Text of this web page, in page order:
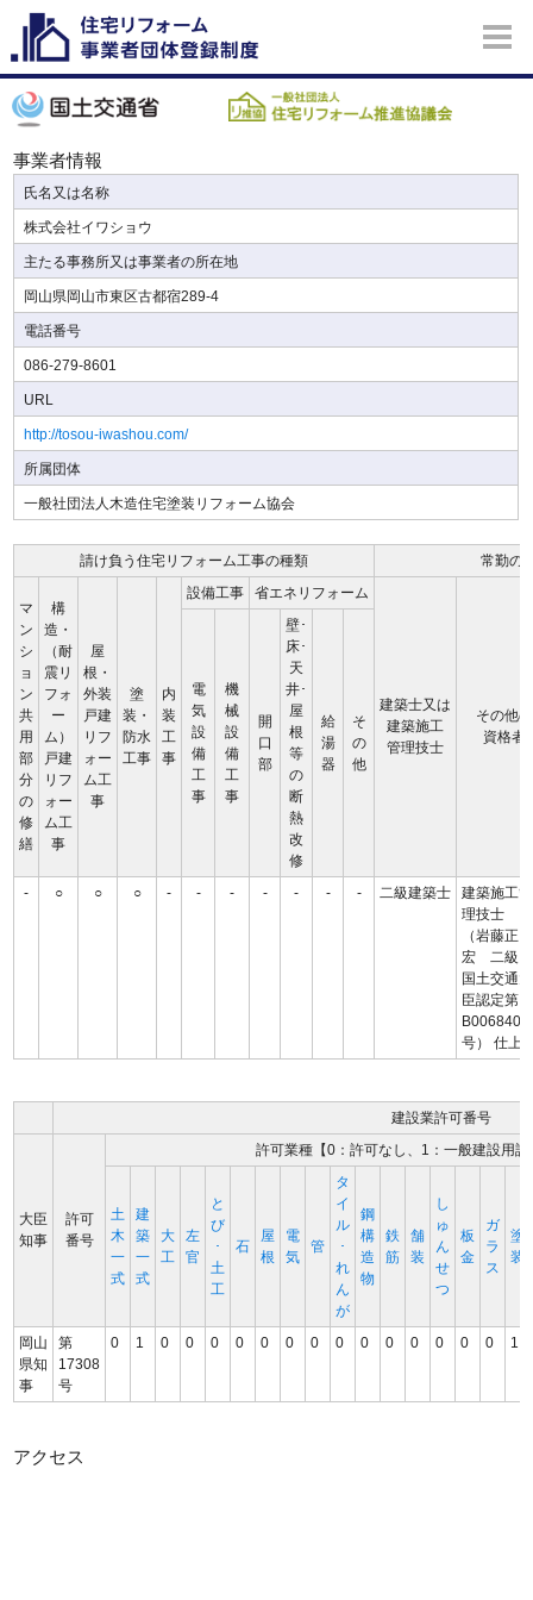
事業者情報
氏名又は名称
株式会社イワショウ
主たる事務所又は事業者の所在地
岡山県岡山市東区古都宿289-4
電話番号
086-279-8601
URL
http://tosou-iwashou.com/
所属団体
一般社団法人木造住宅塗装リフォーム協会
請け負う住宅リフォーム工事の種類 常勤の
マ
ン
シ
ョ
ン
共
用
部
分
の
修
繕
構
造・
（耐
震リ
フォ
ー
ム）
戸建
リフ
ォー
ム工
事
屋
根・
外装
戸建
リフ
ォー
ム工
事
塗
装・
防水
工事
内
装
工
事
設備工事 省エネリフォーム
建築士又は
建築施工
管理技士
その他の
資格者
電
気
設
備
工
事
機
械
設
備
工
事
開
口
部
壁･
床･
天
井･
屋
根
等
の
断
熱
改
修
給
湯
器
そ
の
他
- ○ ○ ○ - - - - - - - 二級建築士
建築施工管
理技士
（岩藤正
宏 二級
国土交通大
臣認定第
号） 仕上
建設業許可番号
大臣
知事
許可
番号
許可業種【0：許可なし、1：一般建設用
土
木
一
式
建
築
一
式
大
工
左
官
と
び
･
土
工
石
屋
根
電
気
管
タ
イ
ル
･
れ
ん
が
鋼
構
造
物
鉄
筋
舗
装
し
ゅ
ん
せ
つ
板
金
ガ
ラ
ス
塗
装
岡山
県知
事
第
17308
号
0 1 0 0 0 0 0 0 0 0 0 0 0 0 0 0 1
アクセス